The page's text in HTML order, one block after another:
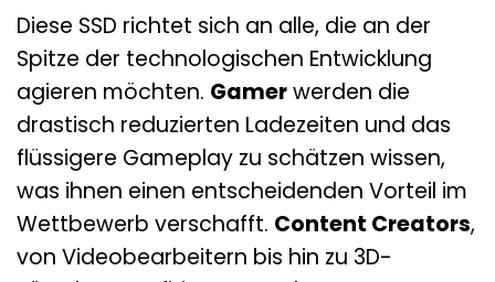
Diese SSD richtet sich an alle, die an der
Spitze der technologischen Entwicklung
agieren möchten. Gamerwerden die
drastisch reduzierten Ladezeiten und das
flüssigere Gameplay zu schätzen wissen,
was ihnen einen entscheidenden Vorteil im
Wettbewerb verschafft. Content Creators,
von Videobearbeitern bis hin zu 3D-